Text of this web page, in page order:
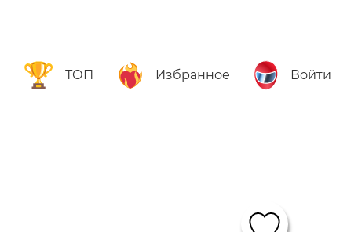
ТОП Избранное Войти